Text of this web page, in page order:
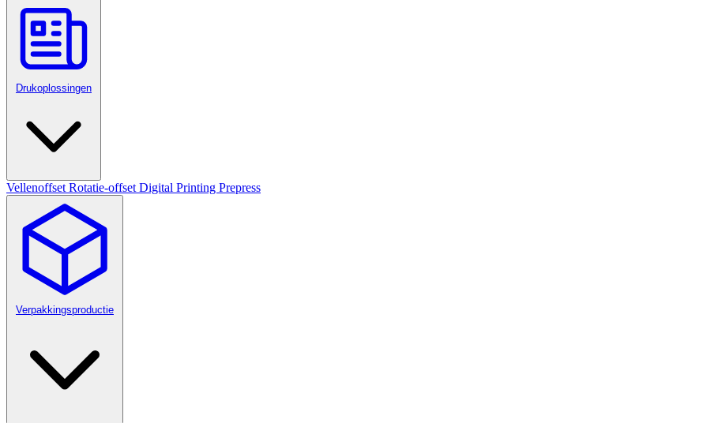
Drukoplossingen
Vellenoffset Rotatie-offset Digital Printing Prepress
Verpakkingsproductie